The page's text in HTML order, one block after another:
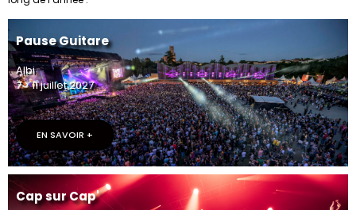
Pause Guitare
Albi
7 > 11 juillet 2027
EN SAVOIR +
Cap sur Cap'